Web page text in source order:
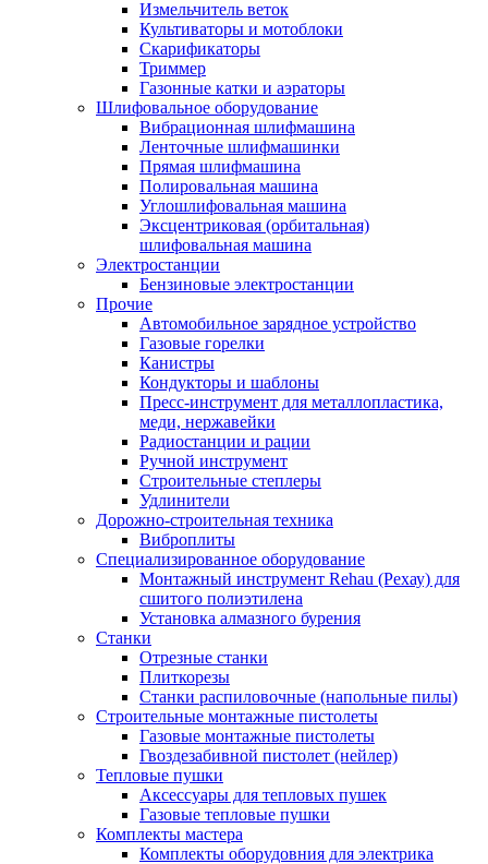
Измельчитель веток
Культиваторы и мотоблоки
Скарификаторы
Триммер
Газонные катки и аэраторы
Шлифовальное оборудование
Вибрационная шлифмашина
Ленточные шлифмашинки
Прямая шлифмашина
Полировальная машина
Углошлифовальная машина
Эксцентриковая (орбитальная)
шлифовальная машина
Электростанции
Бензиновые электростанции
Прочие
Автомобильное зарядное устройство
Газовые горелки
Канистры
Кондукторы и шаблоны
Пресс-инструмент для металлопластика,
меди, нержавейки
Радиостанции и рации
Ручной инструмент
Строительные степлеры
Удлинители
Дорожно-строительная техника
Виброплиты
Специализированное оборудование
Монтажный инструмент Rehau (Рехау) для
сшитого полиэтилена
Установка алмазного бурения
Станки
Отрезные станки
Плиткорезы
Станки распиловочные (напольные пилы)
Строительные монтажные пистолеты
Газовые монтажные пистолеты
Гвоздезабивной пистолет (нейлер)
Тепловые пушки
Аксессуары для тепловых пушек
Газовые тепловые пушки
Комплекты мастера
Комплекты оборудовния для электрика